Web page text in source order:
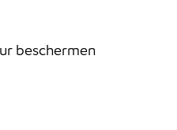
beschermen